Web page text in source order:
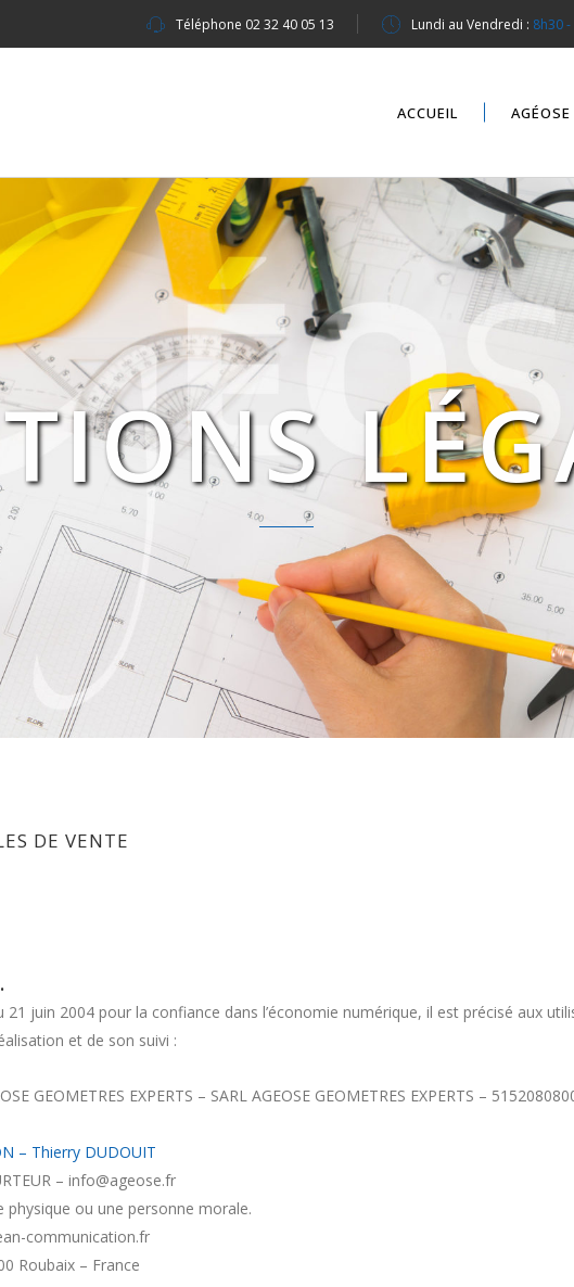
Téléphone 02 32 40 05 13 Lundi au Vendredi : 8h30
ACCUEIL
DE VENTE
21 juin 2004 pour la confiance dans l’économie numérique, il est précisé aux
et de son suivi :
GEOMETRES EXPERTS – SARL AGEOSE GEOMETRES EXPERTS –
– Thierry DUDOUIT
– info@ageose.fr
ou une personne morale.
communication.fr
Roubaix – France